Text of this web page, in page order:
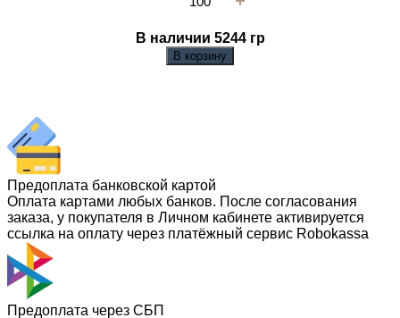
В наличии 5244гр
В корзину
Предоплата банковской картой
Оплата картами любых банков. После согласования
заказа, у покупателя в Личном кабинете активируется
ссылка на оплату через платёжный сервис Robokassa
Предоплата через СБП